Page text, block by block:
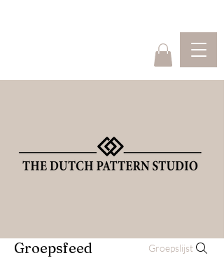
Home Webshop
Groepsfeed Groepslijst